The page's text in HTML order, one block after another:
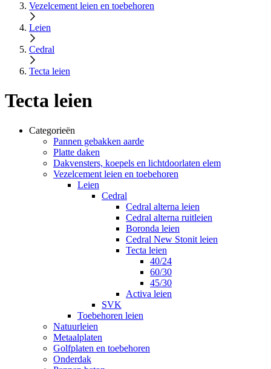
Vezelcement leien en toebehoren
Leien
Cedral
Tecta leien
Tecta leien
Categorieën
Pannen gebakken aarde
Platte daken
Dakvensters, koepels en lichtdoorlaten elem
Vezelcement leien en toebehoren
Leien
Cedral
Cedral alterna leien
Cedral alterna ruitleien
Boronda leien
Cedral New Stonit leien
Tecta leien
40/24
60/30
45/30
Activa leien
SVK
Toebehoren leien
Natuurleien
Metaalplaten
Golfplaten en toebehoren
Onderdak